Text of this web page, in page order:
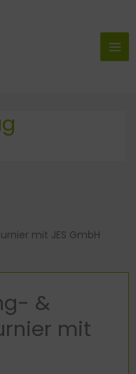
mit JES GmbH
&
mit